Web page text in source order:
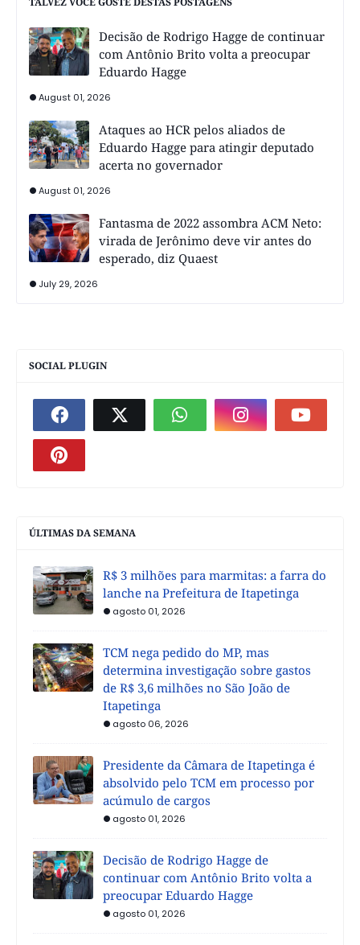
Decisão de Rodrigo Hagge de continuar
com Antônio Brito volta a preocupar
Eduardo Hagge
August 01, 2026
Ataques ao HCR pelos aliados de
Eduardo Hagge para atingir deputado
acerta no governador
August 01, 2026
Fantasma de 2022 assombra ACM Neto:
virada de Jerônimo deve vir antes do
esperado, diz Quaest
July 29, 2026
SOCIAL PLUGIN
ÚLTIMAS DA SEMANA
R$ 3 milhões para marmitas: a farra do
lanche na Prefeitura de Itapetinga
agosto 01, 2026
TCM nega pedido do MP, mas
determina investigação sobre gastos
de R$ 3,6 milhões no São João de
Itapetinga
agosto 06, 2026
Presidente da Câmara de Itapetinga é
absolvido pelo TCM em processo por
acúmulo de cargos
agosto 01, 2026
Decisão de Rodrigo Hagge de
continuar com Antônio Brito volta a
preocupar Eduardo Hagge
agosto 01, 2026